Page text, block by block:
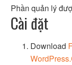
Phần quản lý
Cài đặt
Download